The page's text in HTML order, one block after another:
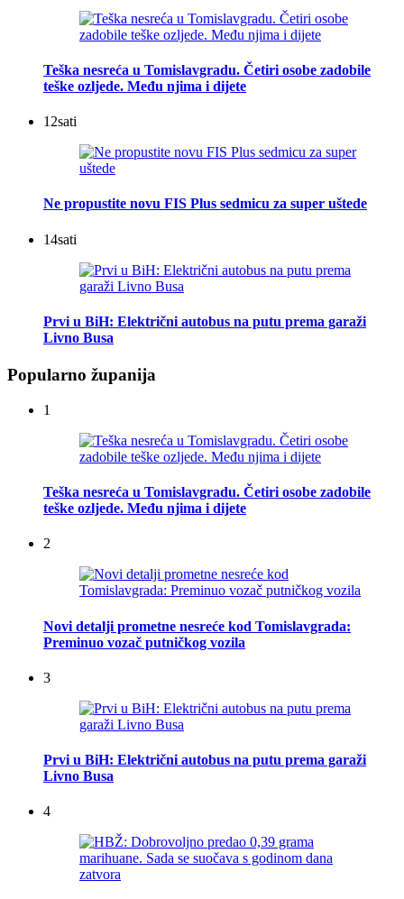
Teška nesreća u Tomislavgradu. Četiri osobe zadobile
teške ozljede. Među njima i dijete
12sati
Ne propustite novu FIS Plus sedmicu za super uštede
14sati
Prvi u BiH: Električni autobus na putu prema garaži
Livno Busa
Popularno županija
1
Teška nesreća u Tomislavgradu. Četiri osobe zadobile
teške ozljede. Među njima i dijete
2
Novi detalji prometne nesreće kod Tomislavgrada:
Preminuo vozač putničkog vozila
3
Prvi u BiH: Električni autobus na putu prema garaži
Livno Busa
4